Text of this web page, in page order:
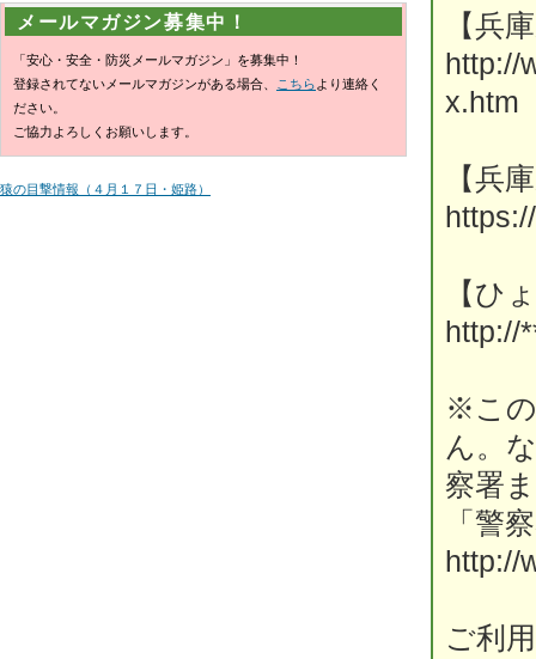
【兵
http://
x.htm
【兵
【ひ
http://
※この
ん。
察署
「警
http://
ご利
メールマガジン募集中！
「安心・安全・防災メールマガジン」を募集中！
登録されてないメールマガジンがある場合、
こちら より連絡く
ださい。
ご協力よろしくお願いします。
猿の目撃情報（４月１７日・姫路）